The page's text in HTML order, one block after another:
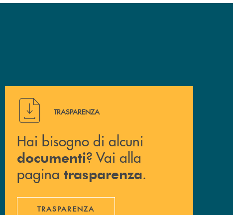
Hai bisogno di alcuni documenti ? Vai alla pagina
TRASPARENZA
Hai bisogno di alcuni
documenti? Vai alla
pagina trasparenza.
TRASPARENZA